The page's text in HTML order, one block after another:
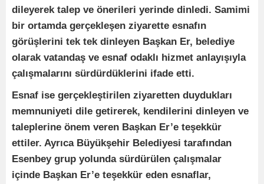
dileyerek talep ve önerileri yerinde dinledi. Samimi
bir ortamda gerçekleşen ziyarette esnafın
görüşlerini tek tek dinleyen Başkan Er, belediye
olarak vatandaş ve esnaf odaklı hizmet anlayışıyla
çalışmalarını sürdürdüklerini ifade etti.
Esnaf ise gerçekleştirilen ziyaretten duydukları
memnuniyeti dile getirerek, kendilerini dinleyen ve
taleplerine önem veren Başkan Er’e teşekkür
ettiler. Ayrıca Büyükşehir Belediyesi tarafından
Esenbey grup yolunda sürdürülen çalışmalar
içinde Başkan Er’e teşekkür eden esnaflar,